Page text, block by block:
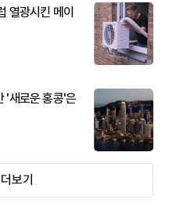
열광시킨 메이
'새로운 홍콩'은
더보기